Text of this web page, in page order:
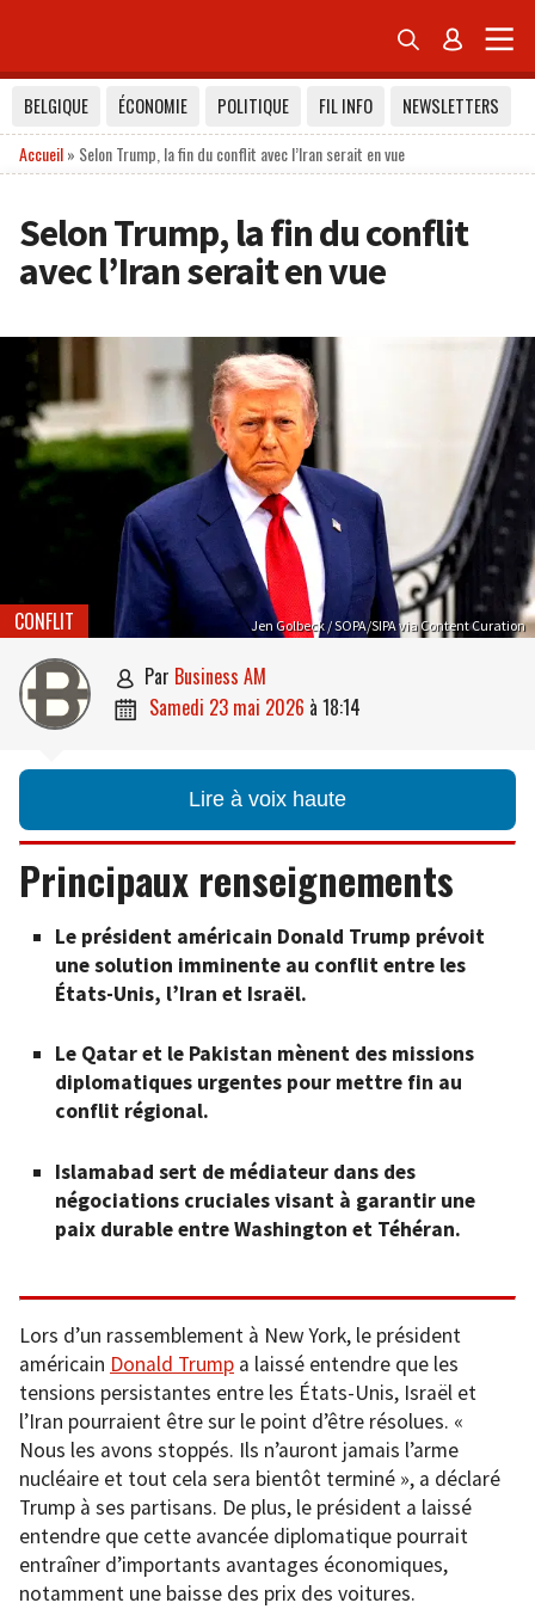
 
BELGIQUE ÉCONOMIE POLITIQUE FIL INFO
NEWSLETTERS
Accueil» Selon Trump, la fin du conflit avec l’Iran serait en vue
Selon Trump, la fin du conflit
avec l’Iran serait en vue
Jen Golbeck / SOPA/SIPA via Content Curation
CONFLIT
 par Business AM
 samedi 23 mai 2026 à 18:14
Lire à voix haute
Principaux renseignements
Le président américain Donald Trump prévoit
une solution imminente au conflit entre les
États-Unis, l’Iran et Israël.
Le Qatar et le Pakistan mènent des missions
diplomatiques urgentes pour mettre fin au
conflit régional.
Islamabad sert de médiateur dans des
négociations cruciales visant à garantir une
paix durable entre Washington et Téhéran.
Lors d’un rassemblement à New York, le président
américain Donald Trump a laissé entendre que les
tensions persistantes entre les États-Unis, Israël et
l’Iran pourraient être sur le point d’être résolues. «
Nous les avons stoppés. Ils n’auront jamais l’arme
nucléaire et tout cela sera bientôt terminé », a déclaré
Trump à ses partisans. De plus, le président a laissé
entendre que cette avancée diplomatique pourrait
entraîner d’importants avantages économiques,
notamment une baisse des prix des voitures.